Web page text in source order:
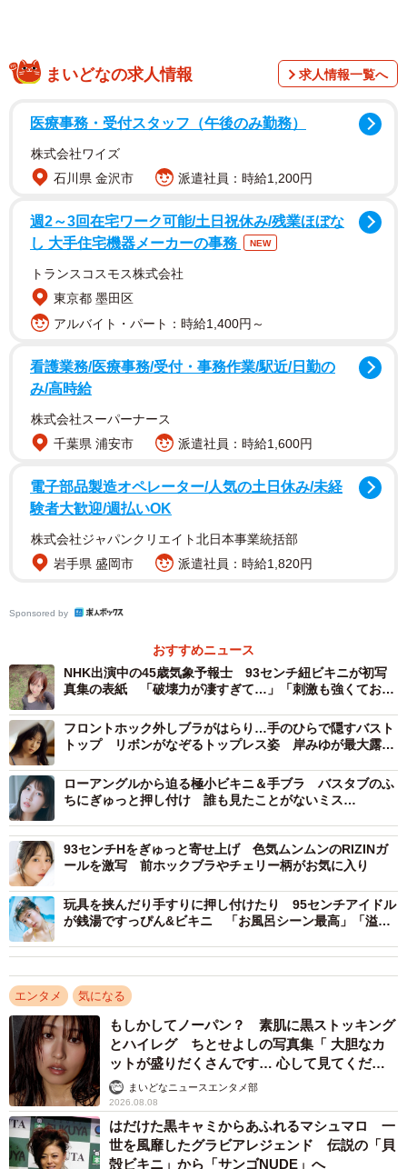
公開されたカットは、表紙に採用された眼帯のようなワイ
ルドビキニ、布面積が小さすぎる極小変形ランジェリー、
ばかりです。
＆巻頭もりもり24P登場してますっ 前回めちゃめちゃ好評
だったらしく…！見てくださった皆さんありがとうござい
ます 今回も素敵に仕上がってますので絶対見てください」
と投稿。撮影時の画像も公開しています。フォロワーから
羽織ってるグラビアがいつものよしのちゃんとイメージが
違って良かった」「これははんぱねえ」と歓喜のコメント
が寄せられています。
【ちとせよしのさんプロフィル】
2000/1/8生まれ 佐賀県出身 身長158cm スリーサイズ
B95/W65/H98 A型 グラドル・大食いタレントとして活
躍するほか、アイドルグループ「あまいものつめあわせ」
のメンバーとしても活動。2024年10月にはソロ歌手デビュ
ーも果たす。趣味は夢占い キックボクシング 特技は絵
を描くこと 大食い 最新情報は
X（@chitose_Yoshino）、Instagram（chitose_Yoshino）
まいどなの求人情報 求人情報一覧へ
医療事務・受付スタッフ（午後のみ勤務）
株式会社ワイズ
石川県 金沢市
派遣社員：時給1,200円
週2～3回在宅ワーク可能/土日祝休み/残業ほぼな
し 大手住宅機器メーカーの事務
NEW
トランスコスモス株式会社
東京都 墨田区
アルバイト・パート：時給1,400円～
看護業務/医療事務/受付・事務作業/駅近/日勤の
み/高時給
株式会社スーパーナース
千葉県 浦安市
派遣社員：時給1,600円
電子部品製造オペレーター/人気の土日休み/未経
験者大歓迎/週払いOK
株式会社ジャパンクリエイト北日本事業統括部
岩手県 盛岡市
派遣社員：時給1,820円
Sponsored by
おすすめニュース
NHK出演中の45歳気象予報士 93センチ紐ビキニが初写
真集の表紙 「破壊力が凄すぎて…」「刺激も強くてお姿
フロントホック外しブラがはらり…手のひらで隠すバスト
トップ リボンがなぞるトップレス姿 岸みゆが最大露出
ローアングルから迫る極小ビキニ＆手ブラ バスタブのふ
ちにぎゅっと押し付け 誰も見たことがないミス
93センチHをぎゅっと寄せ上げ 色気ムンムンのRIZINガ
ールを激写 前ホックブラやチェリー柄がお気に入り
玩具を挟んだり手すりに押し付けたり 95センチアイドル
が銭湯ですっぴん&ビキニ 「お風呂シーン最高」「溢れ
エンタメ 気になる
もしかしてノーパン？ 素肌に黒ストッキング
とハイレグ ちとせよしの写真集「 大胆なカ
ットが盛りだくさんです… 心して見てくださ
い」まいどなニュースエンタメ部
2026.08.08
はだけた黒キャミからあふれるマシュマロ 一
世を風靡したグラビアレジェンド 伝説の「貝
殻ビキニ」から「サンゴNUDE」へ